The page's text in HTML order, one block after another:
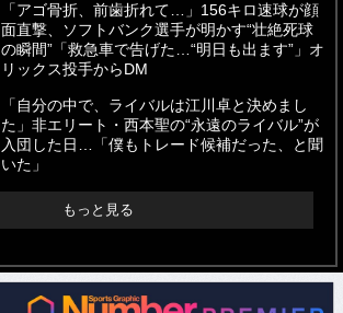
「アゴ骨折、前歯折れて…」156キロ速球が顔
面直撃、ソフトバンク選手が明かす“壮絶死球
の瞬間”「救急車で告げた…“明日も出ます”」オ
リックス投手からDM
「自分の中で、ライバルは江川卓と決めまし
た」非エリート・西本聖の“永遠のライバル”が
入団した日…「僕もトレード候補だった、と聞
いた」
もっと見る